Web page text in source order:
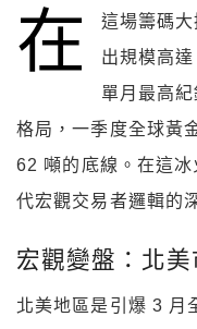
在
這場籌碼
出規模高
單月最高
格局，一季度全球黃
62 噸的底線。在這
代宏觀交易者邏輯的
宏觀變盤：北
北美地區是引爆 3 月